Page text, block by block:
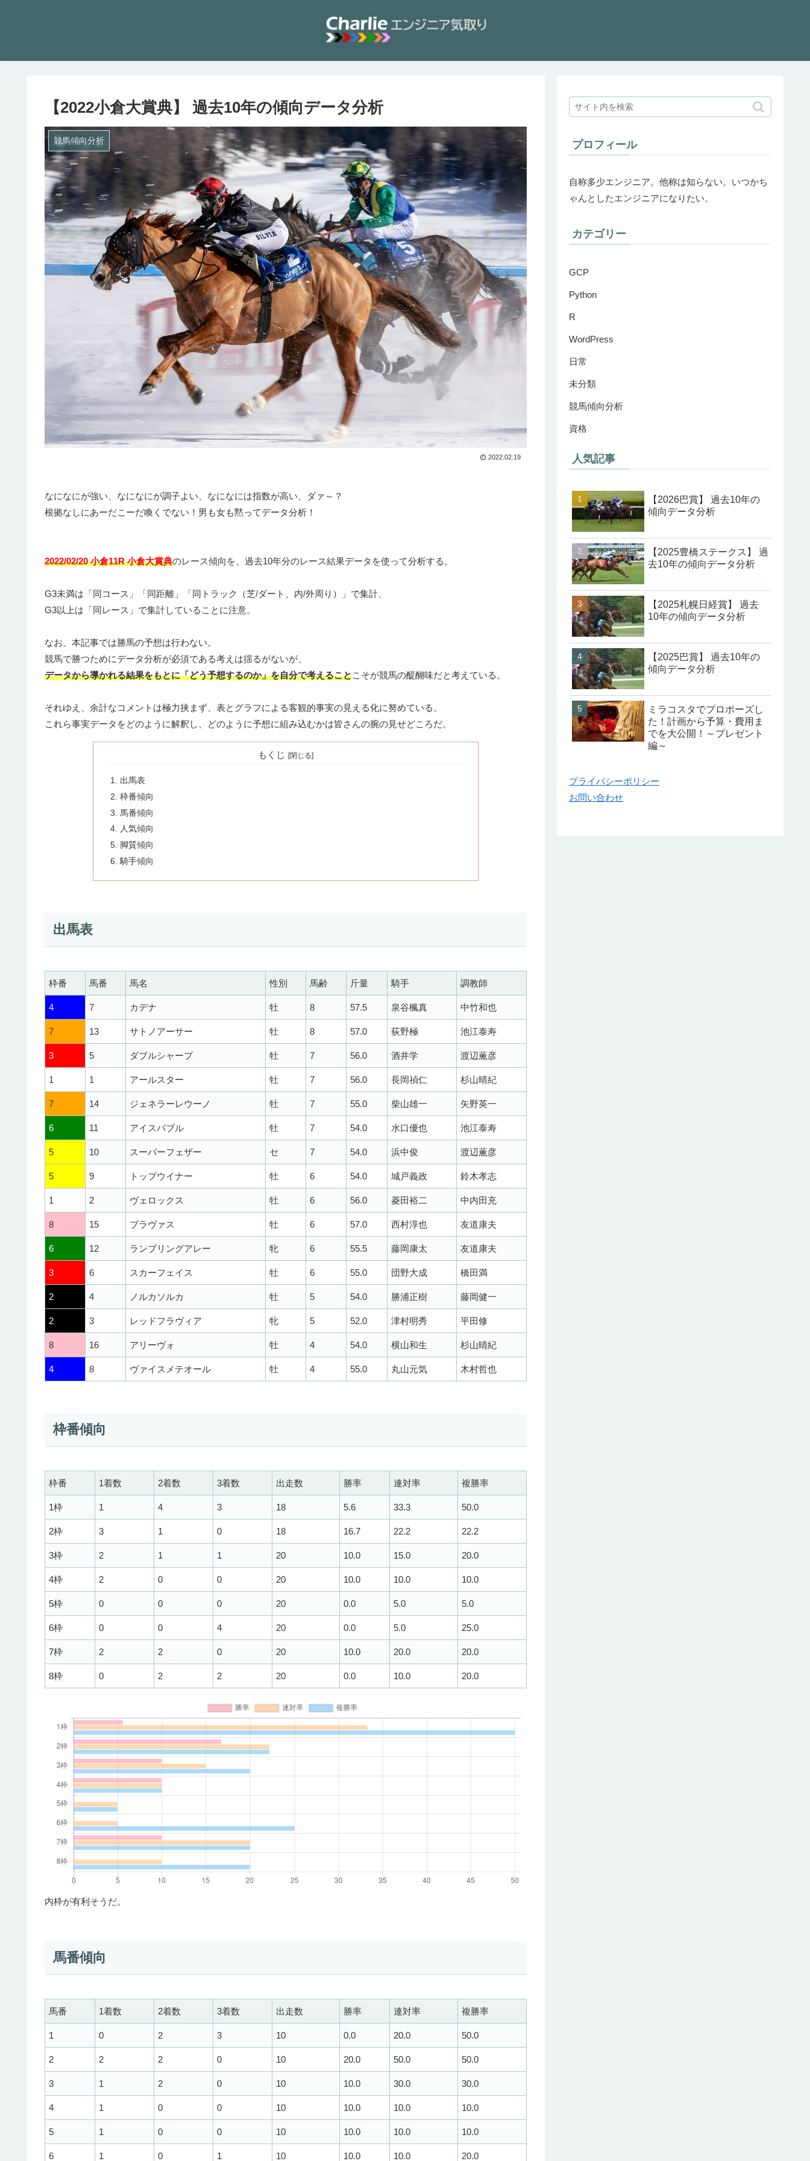
【2022小倉大賞典】 過去10年の傾向データ分析
競馬傾向分析
2022.02.19
なになにが強い、なになにが調子よい、なになには指数が高い、ダァ～？
根拠なしにあーだこーだ喚くでない！男も女も黙ってデータ分析！
2022/02/20 小倉11R 小倉大賞典のレース傾向を、過去10年分のレース結果データを使って分析する。
G3未満は「同コース」「同距離」「同トラック（芝/ダート、内/外周り）」で集計、
G3以上は「同レース」で集計していることに注意。
なお、本記事では勝馬の予想は行わない。
競馬で勝つためにデータ分析が必須である考えは揺るがないが、
データから導かれる結果をもとに「どう予想するのか」を自分で考えることこそが競馬の醍醐味だと考えている。
それゆえ、余計なコメントは極力挟まず、表とグラフによる客観的事実の見える化に努めている。
これら事実データをどのように解釈し、どのように予想に組み込むかは皆さんの腕の見せどころだ。
もくじ
出馬表
枠番傾向
馬番傾向
人気傾向
脚質傾向
騎手傾向
出馬表
枠番 馬番 馬名 性別 馬齢 斤量 騎手 調教師
4 7 カデナ 牡 8 57.5 泉谷楓真 中竹和也
7 13 サトノアーサー 牡 8 57.0 荻野極 池江泰寿
3 5 ダブルシャープ 牡 7 56.0 酒井学 渡辺薫彦
1 1 アールスター 牡 7 56.0 長岡禎仁 杉山晴紀
7 14 ジェネラーレウーノ 牡 7 55.0 柴山雄一 矢野英一
6 11 アイスバブル 牡 7 54.0 水口優也 池江泰寿
5 10 スーパーフェザー セ 7 54.0 浜中俊 渡辺薫彦
5 9 トップウイナー 牡 6 54.0 城戸義政 鈴木孝志
1 2 ヴェロックス 牡 6 56.0 菱田裕二 中内田充
8 15 ブラヴァス 牡 6 57.0 西村淳也 友道康夫
6 12 ランブリングアレー 牝 6 55.5 藤岡康太 友道康夫
3 6 スカーフェイス 牡 6 55.0 団野大成 橋田満
2 4 ノルカソルカ 牡 5 54.0 勝浦正樹 藤岡健一
2 3 レッドフラヴィア 牝 5 52.0 津村明秀 平田修
8 16 アリーヴォ 牡 4 54.0 横山和生 杉山晴紀
4 8 ヴァイスメテオール 牡 4 55.0 丸山元気 木村哲也
枠番傾向
枠番 1着数 2着数 3着数 出走数 勝率 連対率 複勝率
1枠 1 4 3 18 5.6 33.3 50.0
2枠 3 1 0 18 16.7 22.2 22.2
3枠 2 1 1 20 10.0 15.0 20.0
4枠 2 0 0 20 10.0 10.0 10.0
5枠 0 0 0 20 0.0 5.0 5.0
6枠 0 0 4 20 0.0 5.0 25.0
7枠 2 2 0 20 10.0 20.0 20.0
8枠 0 2 2 20 0.0 10.0 20.0
内枠が有利そうだ。
馬番傾向
馬番 1着数 2着数 3着数 出走数 勝率 連対率 複勝率
1 0 2 3 10 0.0 20.0 50.0
2 2 2 0 10 20.0 50.0 50.0
3 1 2 0 10 10.0 30.0 30.0
4 1 0 0 10 10.0 10.0 10.0
5 1 0 0 10 10.0 10.0 10.0
6 1 0 1 10 10.0 10.0 20.0
プロフィール
自称多少エンジニア。他称は知らない。いつかち
ゃんとしたエンジニアになりたい。
カテゴリー
GCP
Python
R
WordPress
日常
未分類
競馬傾向分析
資格
人気記事
【2026巴賞】 過去10年の
傾向データ分析
【2025豊橋ステークス】 過
去10年の傾向データ分析
【2025札幌日経賞】 過去
10年の傾向データ分析
【2025巴賞】 過去10年の
傾向データ分析
ミラコスタでプロポーズし
た！計画から予算・費用ま
でを大公開！～プレゼント
編～
プライバシーポリシー
お問い合わせ